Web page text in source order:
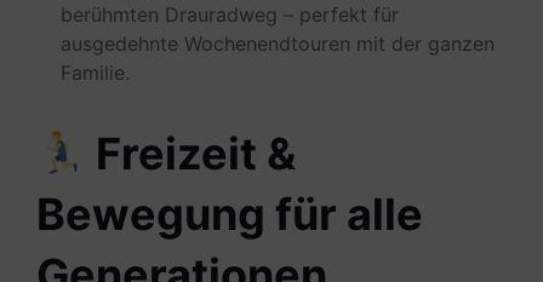
berühmten Drauradweg – perfekt für
ausgedehnte Wochenendtouren mit der ganzen
Familie.
Freizeit &
Bewegung für alle